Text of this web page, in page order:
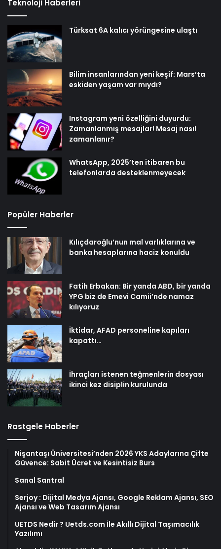
Teknoloji Haberleri
Türksat 6A kalıcı yörüngesine ulaştı
Bilim insanlarından yeni keşif: Mars’ta
eskiden yaşam var mıydı?
Instagram yeni özelliğini duyurdu:
Zamanlanmış mesajlar! Mesaj nasıl
zamanlanır?
WhatsApp, 2025’ten itibaren bu
telefonlarda desteklenmeyecek
Popüler Haberler
Kılıçdaroğlu’nun mal varlıklarına ve
banka hesaplarına haciz konuldu
Fatih Erbakan: Bir yanda ABD, bir yanda
YPG biz de Emevi Camii’nde namaz
kılıyoruz
İktidar, AFAD personeline kapıları
kapattı…
İhraçları istenen teğmenlerin dosyası
ikinci kez disiplin kurulunda
Rastgele Haberler
Nişantaşı Üniversitesi’nden 2026 YKS Adaylarına Çifte
Güvence: Sabit Ücret ve Kesintisiz Burs
Sanal Santral
Serjoy : Dijital Medya Ajansı, Google Reklam Ajansı, SEO
Ajansı ve Web Tasarım Ajansı
UETDS Nedir ? Uetds.com İle Akıllı Dijital Taşımacılık
Yazılımı